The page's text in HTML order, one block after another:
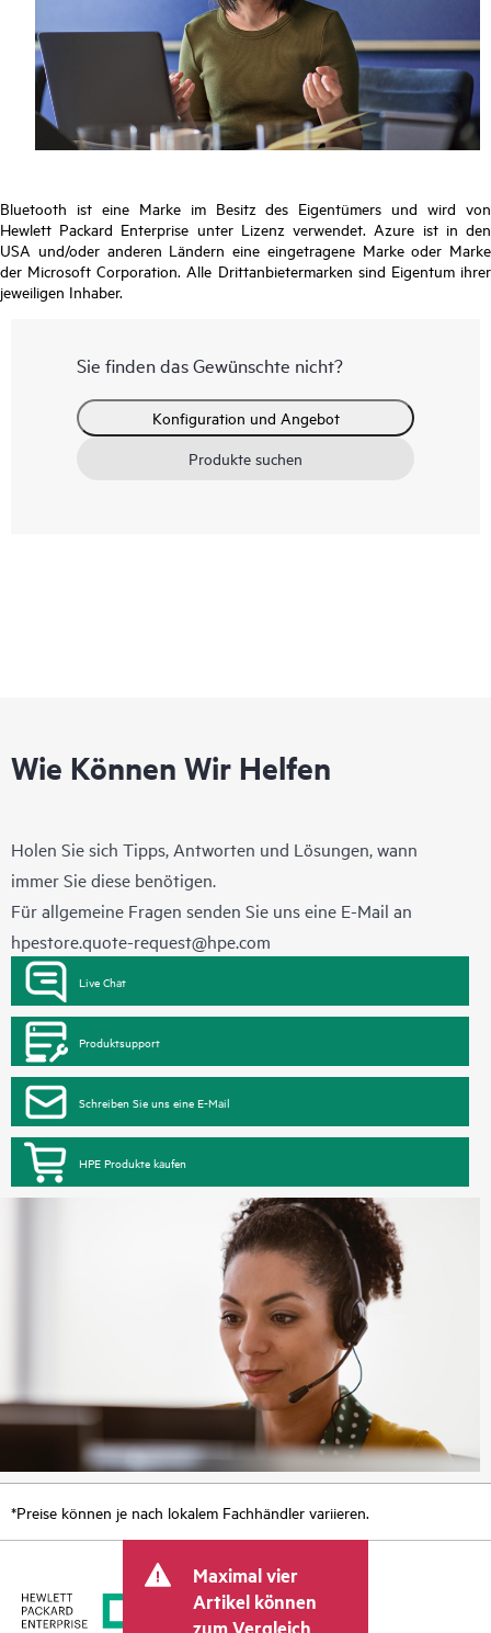
Bluetooth ist eine Marke im Besitz des Eigentümers und wird von
Hewlett Packard Enterprise unter Lizenz verwendet. Azure ist in den
USA und/oder anderen Ländern eine eingetragene Marke oder Marke
der Microsoft Corporation. Alle Drittanbietermarken sind Eigentum ihrer
jeweiligen Inhaber.
Sie finden das Gewünschte nicht?
Konfiguration und Angebot
Produkte suchen
Wie Können Wir Helfen
Holen Sie sich Tipps, Antworten und Lösungen, wann
immer Sie diese benötigen.
Für allgemeine Fragen senden Sie uns eine E-Mail an
hpestore.quote-request@hpe.com
Live Chat
Produktsupport
Schreiben Sie uns eine E-Mail
HPE Produkte kaufen
*Preise können je nach lokalem Fachhändler variieren.
Maximal vier
Artikel können
zum Vergleich